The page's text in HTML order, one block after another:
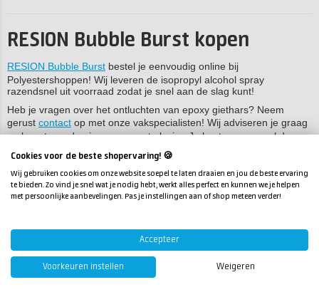
RESION Bubble Burst kopen
RESION Bubble Burst bestel je eenvoudig online bij
Polyestershoppen! Wij leveren de isopropyl alcohol spray
razendsnel uit voorraad zodat je snel aan de slag kunt!
Heb je vragen over het ontluchten van epoxy giethars? Neem
gerust contact op met onze vakspecialisten! Wij adviseren je graag
en beantwoorden je vragen met plezier. Je kunt ons op werkdagen
WhatsApp
Veelgestelde vragen
RESION Bubble Burst is een isopropylalcoholspray die je gebruikt
om luchtbellen uit epoxyhars te verwijderen. De spray is veilig,
eenvoudig in gebruik en laat geen residu achter.
Waarom zou ik Bubble Burst gebruiken in plaats van een
Cookies voor de beste shopervaring! 🍪
Wij gebruiken cookies om onze website soepel te laten draaien en jou de beste ervaring
te bieden. Zo vind je snel wat je nodig hebt, werkt alles perfect en kunnen we je helpen
met persoonlijke aanbevelingen. Pas je instellingen aan of shop meteen verder!
Accepteer
Voorkeuren instellen Weigeren